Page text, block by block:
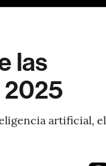
las
2025
artificial, el